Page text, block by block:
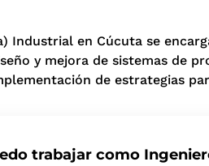
Industrial en Cúcuta se
y mejora de sistemas de
de estrategias
trabajar como